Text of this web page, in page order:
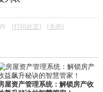
件 [打印此页] [关闭 ]
屋资产管理系统：解锁房产收